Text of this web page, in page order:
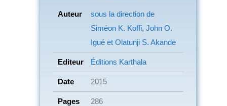
Auteur
sous la direction de
Siméon K. Koffi, John O.
Igué et Olatunji S. Akande
Editeur Éditions Karthala
Date 2015
Pages 286